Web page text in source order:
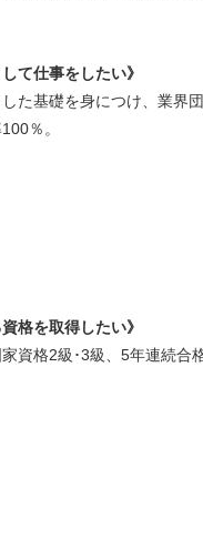
して仕事をしたい》
た基礎を身につけ、業界
％。
資格を取得したい》
家資格2級･3級、5年連続合